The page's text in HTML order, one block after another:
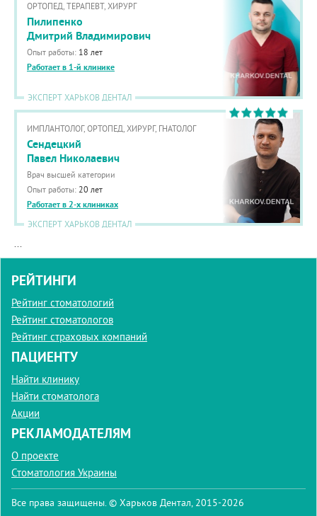
ОРТОПЕД, ТЕРАПЕВТ, ХИРУРГ
Пилипенко
Дмитрий Владимирович
Опыт работы: 18 лет
Работает в 1-й клинике
ЭКСПЕРТ ХАРЬКОВ ДЕНТАЛ
ИМПЛАНТОЛОГ, ОРТОПЕД, ХИРУРГ, ГНАТОЛОГ
Сендецкий
Павел Николаевич
Врач высшей категории
Опыт работы: 20 лет
Работает в 2-х клиниках
ЭКСПЕРТ ХАРЬКОВ ДЕНТАЛ
...
РЕЙТИНГИ
Рейтинг стоматологий
Рейтинг стоматологов
Рейтинг страховых компаний
ПАЦИЕНТУ
Найти клинику
Найти стоматолога
Акции
РЕКЛАМОДАТЕЛЯМ
О проекте
Стоматология Украины
Все права защищены. © Харьков Дентал, 2015-2026